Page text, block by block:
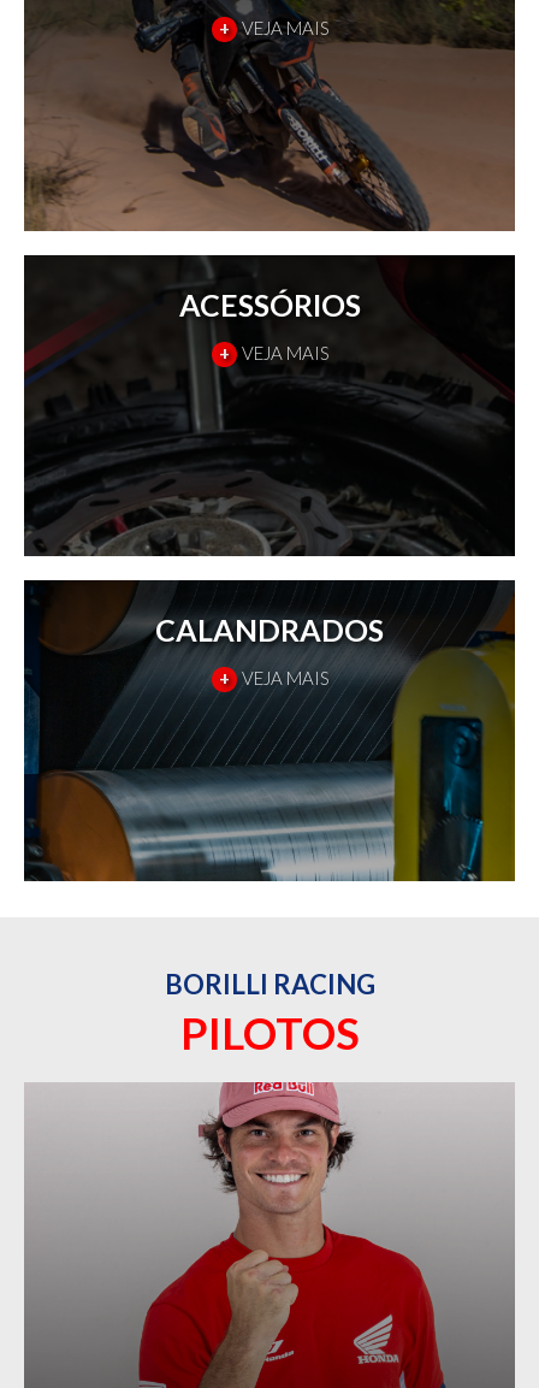
+ VEJA MAIS
ACESSÓRIOS
+ VEJA MAIS
CALANDRADOS
+ VEJA MAIS
BORILLI RACING
PILOTOS